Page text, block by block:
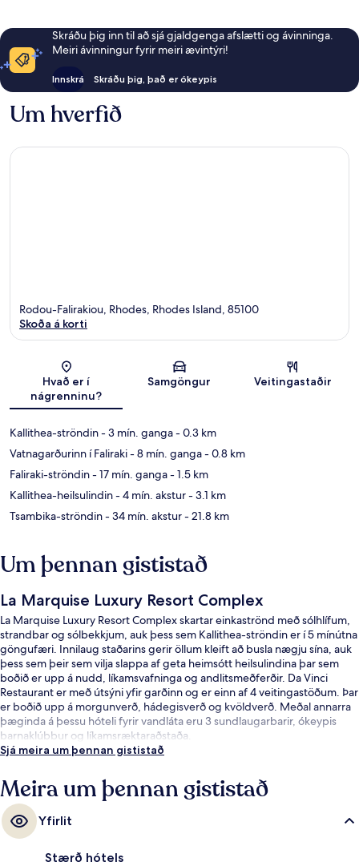
Skráðu þig inn til að sjá gjaldgenga afslætti og ávinninga.
Meiri ávinningur fyrir meiri ævintýri!
Innskrá Skráðu þig, það er ókeypis
Um hverfið
Kort
Rodou-Falirakiou, Rhodes, Rhodes Island, 85100
Skoða á korti
Hvað er í
nágrenninu?
Samgöngur Veitingastaðir
Kallithea-ströndin- 3 mín. ganga- 0.3 km
Vatnagarðurinn í Faliraki- 8 mín. ganga- 0.8 km
Faliraki-ströndin- 17 mín. ganga- 1.5 km
Kallithea-heilsulindin- 4 mín. akstur- 3.1 km
Tsambika-ströndin- 34 mín. akstur- 21.8 km
Um þennan gististað
La Marquise Luxury Resort Complex
La Marquise Luxury Resort Complex skartar einkaströnd með sólhlífum,
strandbar og sólbekkjum, auk þess sem Kallithea-ströndin er í 5 mínútna
göngufæri. Innilaug staðarins gerir öllum kleift að busla nægju sína, auk
þess sem þeir sem vilja slappa af geta heimsótt heilsulindina þar sem
boðið er upp á nudd, líkamsvafninga og andlitsmeðferðir. Da Vinci
Restaurant er með útsýni yfir garðinn og er einn af 4 veitingastöðum. Þar
er boðið upp á morgunverð, hádegisverð og kvöldverð. Meðal annarra
þæginda á þessu hóteli fyrir vandláta eru 3 sundlaugarbarir, ókeypis
barnaklúbbur og líkamsræktaraðstaða.
Sjá meira um þennan gististað
Meira um þennan gististað
Yfirlit
Stærð hótels